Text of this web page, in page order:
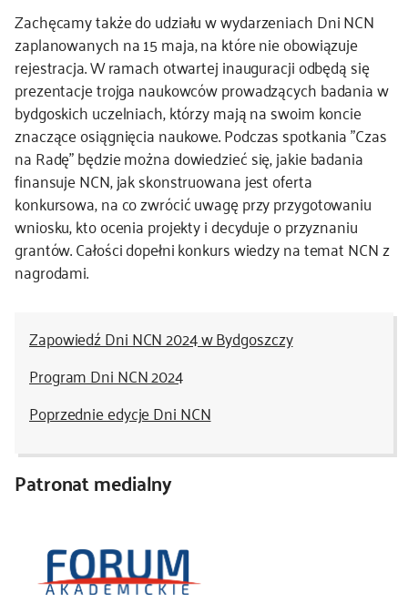
Zachęcamy także do udziału w wydarzeniach Dni NCN
zaplanowanych na 15 maja, na które nie obowiązuje
rejestracja. W ramach otwartej inauguracji odbędą się
prezentacje trojga naukowców prowadzących badania w
bydgoskich uczelniach, którzy mają na swoim koncie
znaczące osiągnięcia naukowe. Podczas spotkania "Czas
na Radę" będzie można dowiedzieć się, jakie badania
finansuje NCN, jak skonstruowana jest oferta
konkursowa, na co zwrócić uwagę przy przygotowaniu
wniosku, kto ocenia projekty i decyduje o przyznaniu
grantów. Całości dopełni konkurs wiedzy na temat NCN z
nagrodami.
Zapowiedź Dni NCN 2024 w Bydgoszczy
Program Dni NCN 2024
Poprzednie edycje Dni NCN
Patronat medialny